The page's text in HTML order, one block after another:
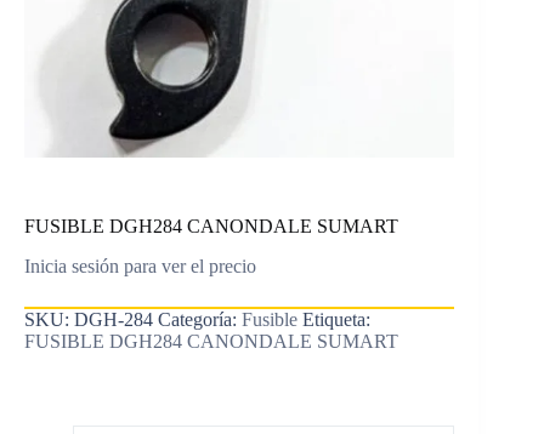
FUSIBLE DGH284 CANONDALE SUMART
Inicia sesión para ver el precio
SKU: DGH-284 Categoría: Fusible Etiqueta:
FUSIBLE DGH284 CANONDALE SUMART